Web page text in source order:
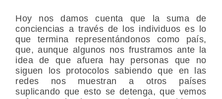
Hoy nos damos cuenta que la suma de
conciencias a través de los individuos es lo
que termina representándonos como país,
que, aunque algunos nos frustramos ante la
ideade que afuera hay personas que no
siguen los protocolos sabiendo que en las
redes nos muestran a otros países
suplicando que esto se detenga, que vemos